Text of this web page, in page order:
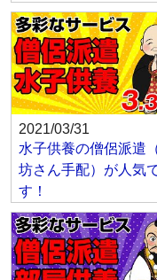
2021/03/31
水子供養の僧侶派遣
坊さん手配）が人気
す！